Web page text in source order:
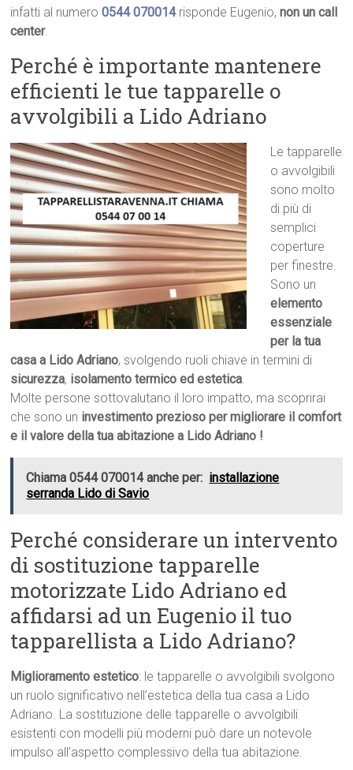
infatti al numero0544 070014 risponde Eugenio,non un call
center.
Perché è importante mantenere
efficienti le tue tapparelle o
avvolgibili a Lido Adriano
Le tapparelle
o avvolgibili
sono molto
di più di
semplici
coperture
per finestre.
Sono un
elemento
essenziale
per la tua
casa a Lido Adriano, svolgendo ruoli chiave in termini di
sicurezza, isolamento termico ed estetica.
Molte persone sottovalutano il loro impatto, ma scoprirai
che sono un investimento prezioso per migliorare il comfort
e il valore della tua abitazione a Lido Adriano !
Chiama 0544 070014 anche per: installazione
serranda Lido di Savio
Perché considerare un intervento
di sostituzione tapparelle
motorizzate Lido Adriano ed
affidarsi ad un Eugenio il tuo
tapparellista a Lido Adriano?
Miglioramento estetico: le tapparelle o avvolgibili svolgono
un ruolo significativo nell’estetica della tua casa a Lido
Adriano. La sostituzione delle tapparelle o avvolgibili
esistenti con modelli più moderni può dare un notevole
impulso all’aspetto complessivo della tua abitazione.